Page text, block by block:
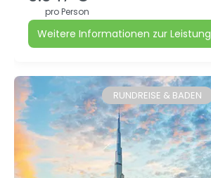
pro Person
Weitere Informationen zur Leistung
RUNDREISE & BADEN